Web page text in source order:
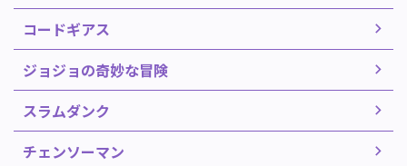
コードギアス
ジョジョの奇妙な冒険
スラムダンク
チェンソーマン